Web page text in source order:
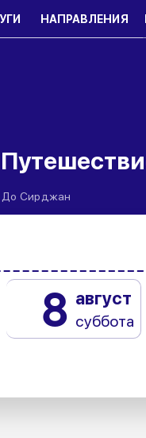
НАПРАВЛЕНИЯ
До Сирджан
8 август
суббота